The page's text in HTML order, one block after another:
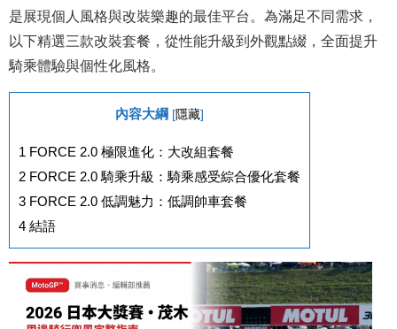
是展現個人風格與改裝樂趣的最佳平台。為滿足不同需求，
以下精選三款改裝套餐，從性能升級到外觀點綴，全面提升
騎乘體驗與個性化風格。
內容大綱 [隱藏]
1 FORCE 2.0 極限進化：大改組套餐
2 FORCE 2.0 騎乘升級：騎乘感受綜合優化套餐
3 FORCE 2.0 低調魅力：低調帥車套餐
4 結語